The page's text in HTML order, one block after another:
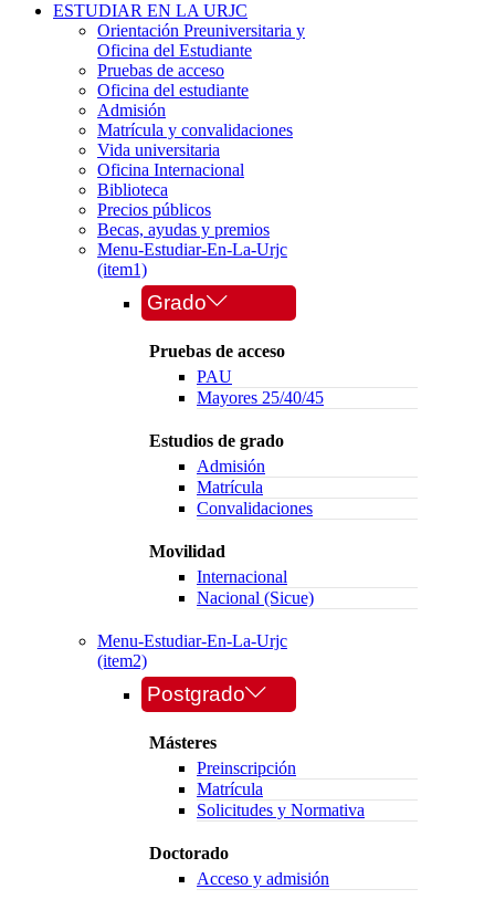
ESTUDIAR EN LA URJC
Orientación Preuniversitaria y
Oficina del Estudiante
Pruebas de acceso
Oficina del estudiante
Admisión
Matrícula y convalidaciones
Vida universitaria
Oficina Internacional
Biblioteca
Precios públicos
Becas, ayudas y premios
Menu-Estudiar-En-La-Urjc
(item1)
Grado
Pruebas de acceso
PAU
Mayores 25/40/45
Estudios de grado
Admisión
Matrícula
Convalidaciones
Movilidad
Internacional
Nacional (Sicue)
Menu-Estudiar-En-La-Urjc
(item2)
Postgrado
Másteres
Preinscripción
Matrícula
Solicitudes y Normativa
Doctorado
Acceso y admisión